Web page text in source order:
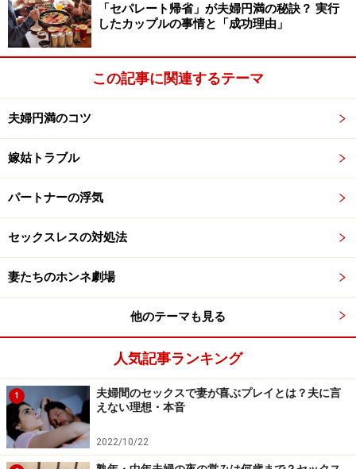
だと仮定すると、日々の生活を家族や妻に合わせたりし
て自分の好みや自分らしさを発揮できないと感じている
のかも。とくに愛情を夫より子供の方に重きを置いてい
ると思ったら要注意。常に「家族が最優先」ではなく、
だんな様の好みや自由を尊重してあげる方向に切り替え
ます。
夫婦仲の改善対策2：いったん夫が一人にな
一人になりたい、と思っている相手を無理に縛り付けて
間を作ってあげましょう。
たとえば、週末だけの短期間、実家に帰省するなどして
家を空け、だんな様を一人にしてあげる。あるいは週末
の日中、別々のところでそれぞれ一人で過ごし、夕飯だ
け一緒に外食するなど、結婚前のような状態にしてみる
のも、新鮮な雰囲気が味わえます。ウィークリーホテル
に定期的に泊まる提案もよいでしょう。
「セパレート帰省」が夫婦円満の秘訣？ 実行
したカップルの事情と「成功理由」
この記事に関連するテーマ
夫婦円満のコツ
嫁姑トラブル
パートナーの浮気
セックスレスの対処法
妻たちのホンネ劇場
他のテーマも見る
人気記事ランキング
1
夫婦間のセックスで妻が喜ぶプレイとは？夫に言
えない理想・本音
2022/10/22